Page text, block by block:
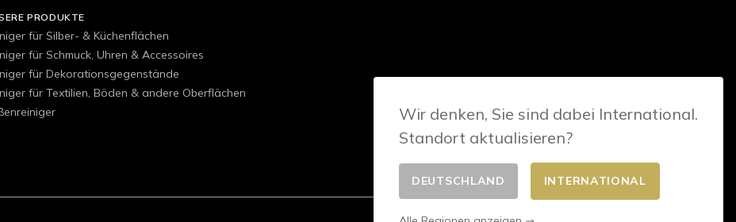
PRODUKTE
für Silber- & Küchenflächen
für Schmuck, Uhren & Accessoires
für Dekorationsgegenstände
für Textilien, Böden & andere Oberflächen
Wir denken, Sie sind dabei International.
Standort aktualisieren?
DEUTSCHLAND INTERNATIONAL